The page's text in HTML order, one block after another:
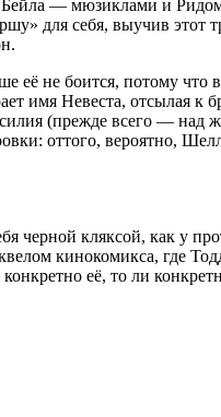
— мюзиклами и
для себя, выучив
её не боится, потому что
имя Невеста, отсылая к
(прежде всего —
оттого, вероятно,
черной кляксой, как у
кинокомикса, где
её, то ли